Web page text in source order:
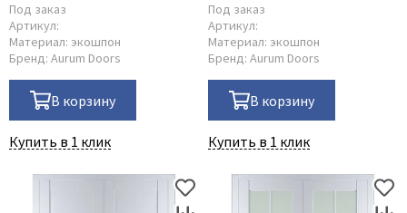
Под заказ
Артикул:
Материал: экошпон
Бренд: Aurum Doors
В корзину
Купить в 1 клик
Под заказ
Артикул:
Материал: экошпон
Бренд: Aurum Doors
В корзину
Купить в 1 клик